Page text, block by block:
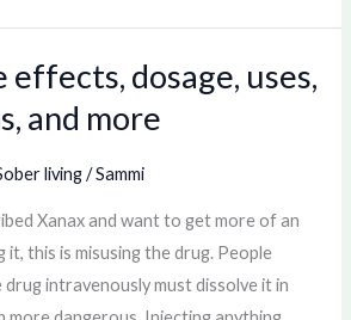
effects, dosage, uses,
and more
living/Sammi
Xanax and want to get more of an
this is misusing the drug. People
intravenously must dissolve it in